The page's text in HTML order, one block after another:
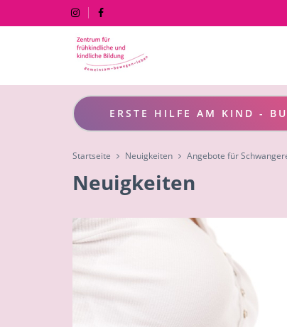
ERSTE HILFE AM KIND -
Startseite Neuigkeiten Angebote für
Neuigkeiten